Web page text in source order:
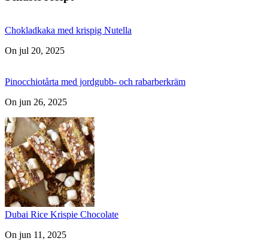
Chokladkaka med krispig Nutella
On jul 20, 2025
Pinocchiotårta med jordgubb- och rabarberkräm
On jun 26, 2025
Dubai Rice Krispie Chocolate
On jun 11, 2025